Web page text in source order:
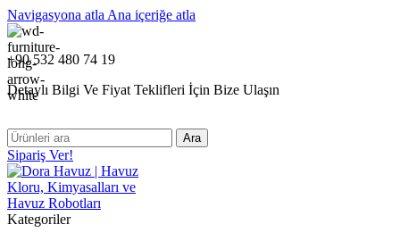
Navigasyona atla Ana içeriğe atla
+90 532 480 74 19
Detaylı Bilgi Ve Fiyat Teklifleri İçin Bize Ulaşın
Ara
Sipariş Ver!
Kategoriler